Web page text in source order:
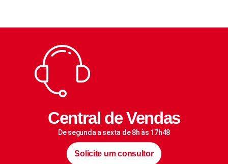
Central de Vendas
De segunda a sexta de 8h às 17h48
Solicite um consultor